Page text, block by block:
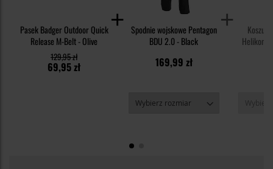
Pasek Badger Outdoor Quick
Release M-Belt - Olive
69,95 zł
129,95 zł
Spodnie wojskowe Pentagon
BDU 2.0 - Black
169,99 zł
Helikon-